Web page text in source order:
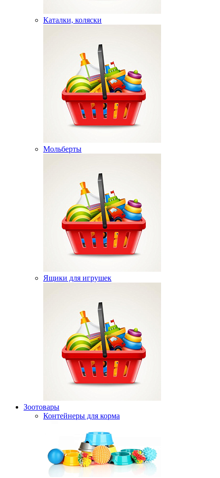
Каталки, коляски
Мольберты
Ящики для игрушек
Зоотовары
Контейнеры для корма